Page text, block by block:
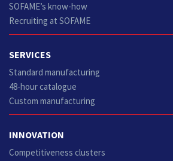
SOFAME’s know-how
Recruiting at SOFAME
SERVICES
Standard manufacturing
48-hour catalogue
Custom manufacturing
INNOVATION
Competitiveness clusters